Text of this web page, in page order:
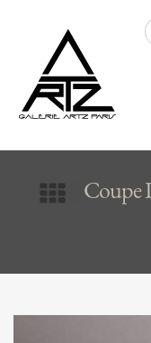
Coupe